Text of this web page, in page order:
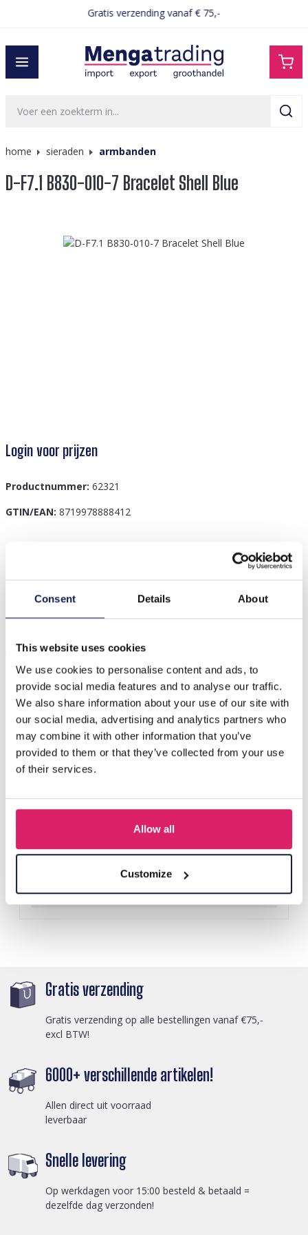
Consent Details About
This website uses cookies
We use cookies to personalise content and ads, to
provide social media features and to analyse our traffic.
We also share information about your use of our site with
our social media, advertising and analytics partners who
may combine it with other information that you’ve
provided to them or that they’ve collected from your use
of their services.
Allow all
Customize
Gratis verzending vanaf € 75,-
home sieraden armbanden
D-F7.1 B830-010-7 Bracelet Shell Blue
Afbeeldingengalerij overslaan
Login voor prijzen
Productnummer: 62321
GTIN/EAN: 8719978888412
D-F7.1 B830-010-7 Bracelet Shell Blue
Anderen kochten ook
H-E25.2 B938-003-1 Bracelet Shells
Details
Gratis verzending
Gratis verzending op alle bestellingen vanaf €75,-
excl BTW!
6000+ verschillende artikelen!
Allen direct uit voorraad
leverbaar
Snelle levering
Op werkdagen voor 15:00 besteld & betaald =
dezelfde dag verzonden!